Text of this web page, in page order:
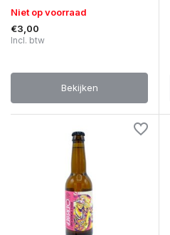
Niet op voorraad
€3,00
Incl. btw
Bekijken